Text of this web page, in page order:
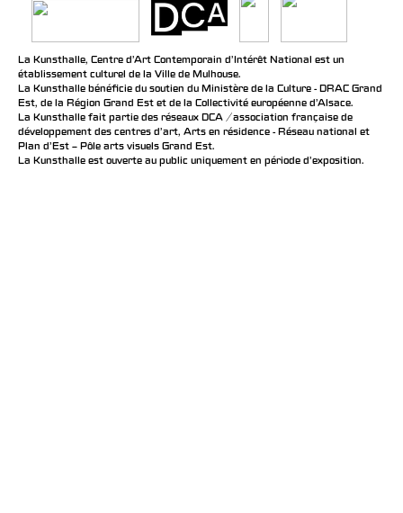
La Kunsthalle, Centre d’Art Contemporain d’Intérêt National est un
établissement culturel de la Ville de Mulhouse.
La Kunsthalle bénéficie du soutien du Ministère de la Culture - DRAC Grand
Est, de la Région Grand Est et de la Collectivité européenne d’Alsace.
La Kunsthalle fait partie des réseaux DCA / association française de
développement des centres d'art, Arts en résidence - Réseau national et
Plan d’Est – Pôle arts visuels Grand Est.
La Kunsthalle est ouverte au public uniquement en période d'exposition.